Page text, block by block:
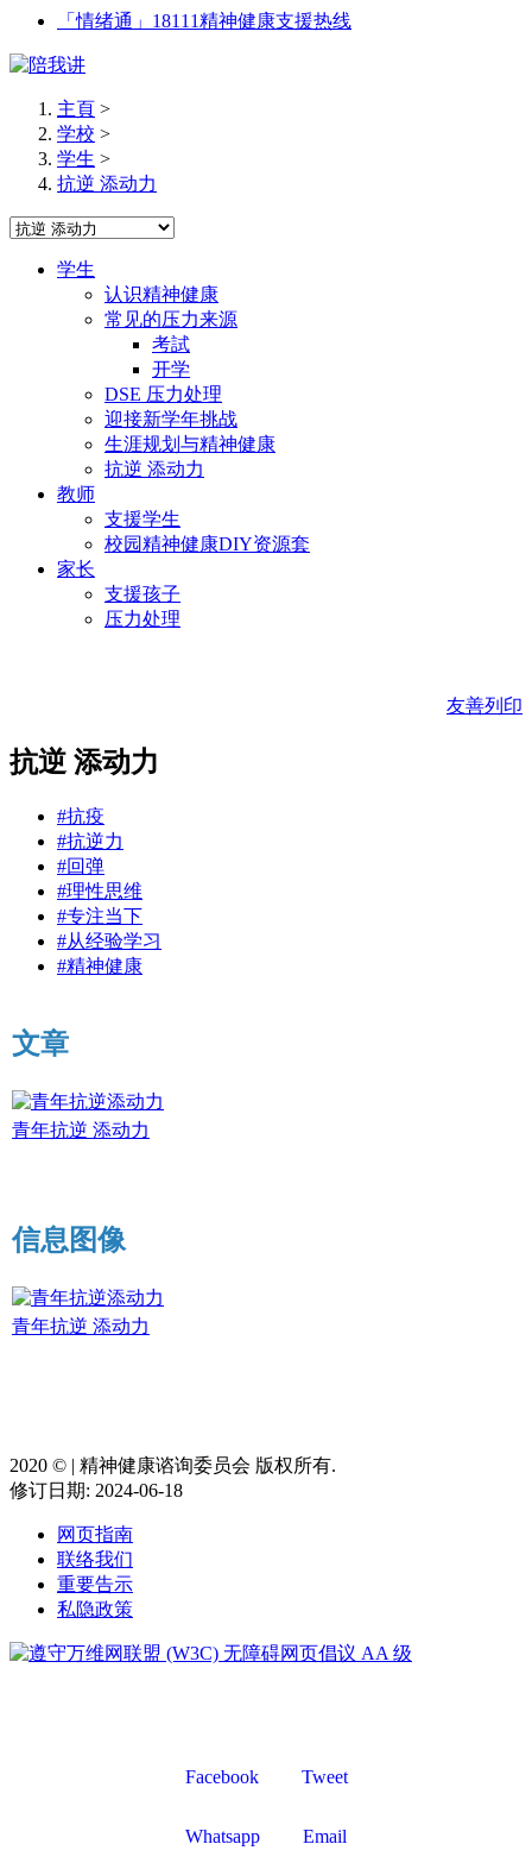
「情绪通」18111精神健康支援热线
主頁 >
学校 >
学生 >
抗逆 添动力
学生
认识精神健康
常见的压力来源
考試
开学
DSE 压力处理
迎接新学年挑战
生涯规划与精神健康
抗逆 添动力
教师
支援学生
校园精神健康DIY资源套
家长
支援孩子
压力处理
友善列印
抗逆 添动力
#抗疫
#抗逆力
#回弹
#理性思维
#专注当下
#从经验学习
#精神健康
文章
青年抗逆 添动力
信息图像
青年抗逆 添动力
2020 ©️ | 精神健康谘询委员会 版权所有.
修订日期: 2024-06-18
网页指南
联络我们
重要告示
私隐政策
Facebook Tweet
Whatsapp Email